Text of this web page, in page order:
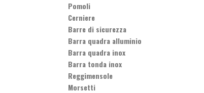
Pomoli
Cerniere
Barre di sicurezza
Barra quadra alluminio
Barra quadra inox
Barra tonda inox
Reggimensole
Morsetti